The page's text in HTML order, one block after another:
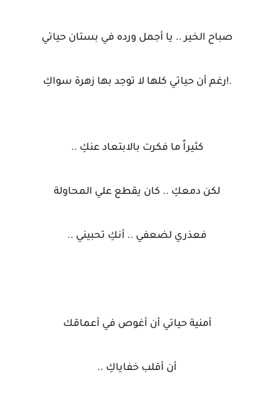
صباح الخير .. يا أجمل ورده في بستان حياتي
.!رغم أن حياتي كلها لا توجد بها زهرة سواكِ
كثيراً ما فكرت بالابتعاد عنكِ ..
لكن دمعكِ .. كان يقطع علي المحاولة
فعذري لضعفي .. أنكِ تحبيني ..
أمنية حياتي أن أغوص في أعماقك
أن أقلب خفاياكِ ..